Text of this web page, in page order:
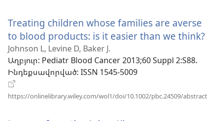
պատուհան)
Treating children whose families are averse
to blood products: is it easier than we think?
Johnson L, Levine D, Baker J.
Աղբյուր‎: Pediatr Blood Cancer 2013;60 Suppl 2:S88.
Ինդեքսավորված‎: ISSN 1545-5009
https://onlinelibrary.wiley.com/wol1/doi/10.1002/pbc.24509/abstract